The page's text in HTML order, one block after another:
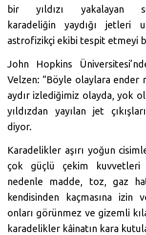
bir yıldızı yakalayan
karadeliğin yaydığı jetleri
astrofizikçi ekibi tespit etmeyi
John Hopkins
Velzen: “Böyle olaylara ender
aydır izlediğimiz olayda, yok
yıldızdan yayılan jet
diyor.
Karadelikler aşırı yoğun
çok güçlü çekim
nedenle madde, toz, gaz
kendisinden kaçmasına izin
onları görünmez ve gizemli
karadelikler kâinatın kara